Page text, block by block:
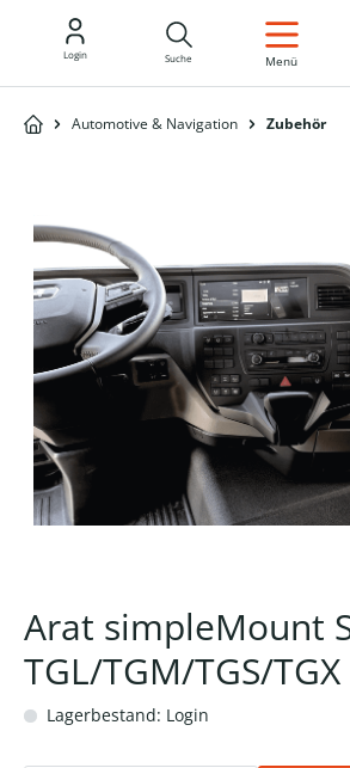
Login Suche Menü
Automotive & Navigation Zubehör
Arat simpleMount
TGL/TGM/TGS/
Lagerbestand: Login